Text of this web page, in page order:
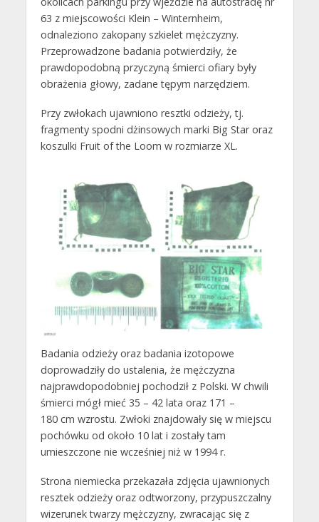
63 z miejscowości Klein – Winternheim,
odnaleziono zakopany szkielet mężczyzny.
Przeprowadzone badania potwierdziły, że
prawdopodobną przyczyną śmierci ofiary były
obrażenia głowy, zadane tępym narzędziem.
Przy zwłokach ujawniono resztki odzieży, tj.
fragmenty spodni dżinsowych marki Big Star oraz
koszulki Fruit of the Loom w rozmiarze XL.
Badania odzieży oraz badania izotopowe
doprowadziły do ustalenia, że mężczyzna
najprawdopodobniej pochodził z Polski. W chwili
śmierci mógł mieć 35 – 42 lata oraz 171 –
180 cm wzrostu. Zwłoki znajdowały się w miejscu
pochówku od około 10 lat i zostały tam
umieszczone nie wcześniej niż w 1994 r.
Strona niemiecka przekazała zdjęcia ujawnionych
resztek odzieży oraz odtworzony, przypuszczalny
wizerunek twarzy mężczyzny, zwracając się z